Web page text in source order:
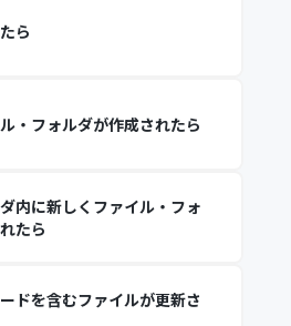
ら
・フォルダが作成されたら
内に新しくファイル・フォ
たら
ドを含むファイルが更新さ